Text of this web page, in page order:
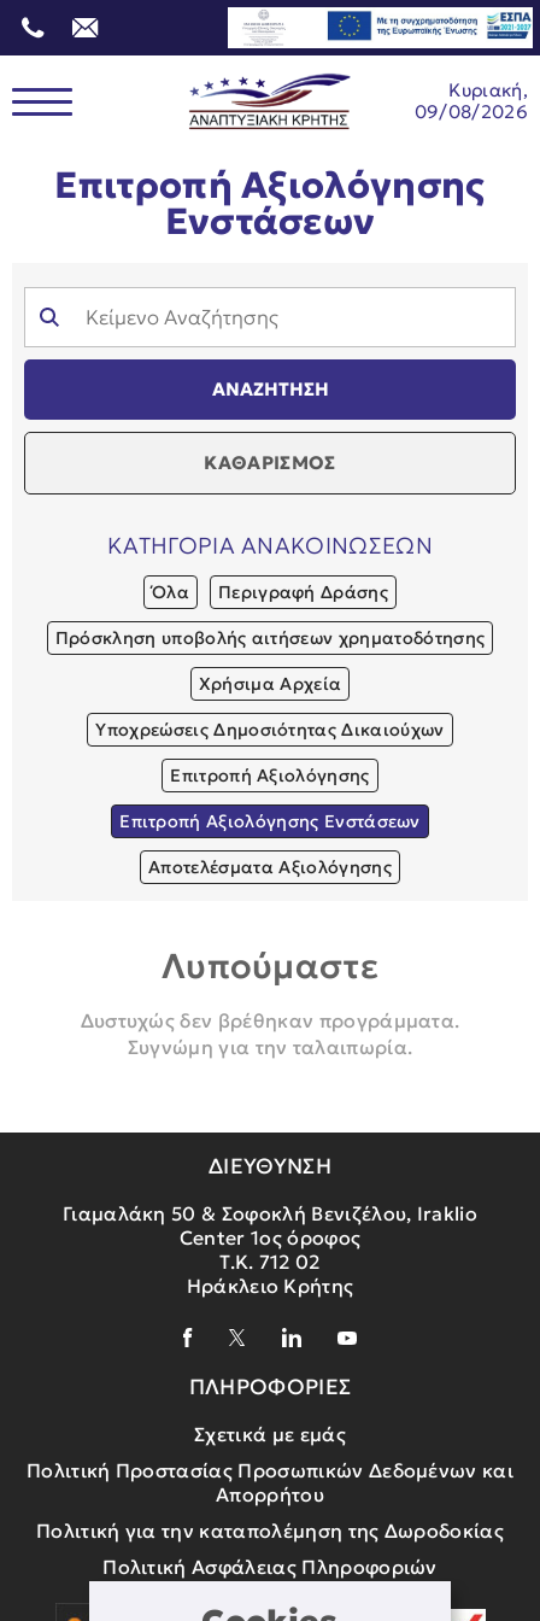
Κυριακή,
09/08/2026
Επιτροπή Αξιολόγησης
Ενστάσεων
ΚΑΘΑΡΙΣΜΟΣ
ΚΑΤΗΓΟΡΙΑ ΑΝΑΚΟΙΝΩΣΕΩΝ
Όλα Περιγραφή Δράσης
Πρόσκληση υποβολής αιτήσεων χρηματοδότησης
Χρήσιμα Αρχεία
Υποχρεώσεις Δημοσιότητας Δικαιούχων
Επιτροπή Αξιολόγησης
Επιτροπή Αξιολόγησης Ενστάσεων
Αποτελέσματα Αξιολόγησης
Λυπούμαστε
Δυστυχώς δεν βρέθηκαν προγράμματα.
Συγνώμη για την ταλαιπωρία.
ΔΙΕΥΘΥΝΣΗ
Γιαμαλάκη 50 & Σοφοκλή Βενιζέλου, Iraklio
Center 1ος όροφος
Τ.Κ. 712 02
Ηράκλειο Κρήτης
ΠΛΗΡΟΦΟΡΙΕΣ
Σχετικά με εμάς
Πολιτική Προστασίας Προσωπικών Δεδομένων και
Απορρήτου
Πολιτική για την καταπολέμηση της Δωροδοκίας
Πολιτική Ασφάλειας Πληροφοριών